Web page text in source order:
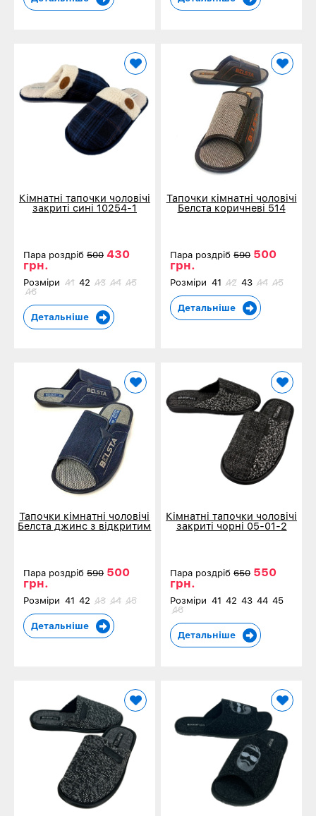
Кімнатні тапочки чоловічі
закриті сині 10254-1
Пара роздріб 500 430
грн.
Розміри 41 42 43 44 45
46
Детальніше
Тапочки кімнатні чоловічі
Белста коричневі 514
Пара роздріб590 500
грн.
Розміри 41 42 43 44 45
Детальніше
Тапочки кімнатні чоловічі
Белста джинс з відкритим
Пара роздріб 590 500
грн.
Розміри 41 42 43 44 45
Детальніше
Кімнатні тапочки чоловічі
закриті чорні 05-01-2
Пара роздріб650 550
грн.
Розміри 41 42 43 44 45
46
Детальніше